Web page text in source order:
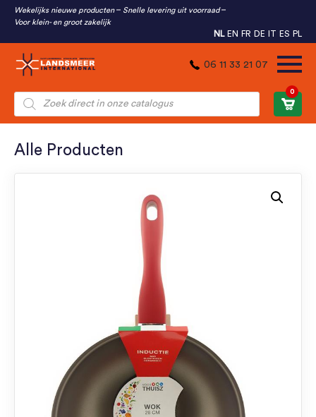
Wekelijks nieuwe producten
Snelle levering uit voorraad
Voor klein- en groot zakelijk
NL EN FR DE IT ES PL
06 11 33 21 07
Producten
zoeken
0
Alle Producten